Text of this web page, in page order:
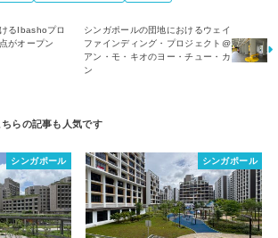
るIbashoプロ
がオープン
シンガポールの団地におけるウェイ
ファインディング・プロジェクト@
アン・モ・キオのヨー・チュー・カ
ン
シンガポール シンガポール